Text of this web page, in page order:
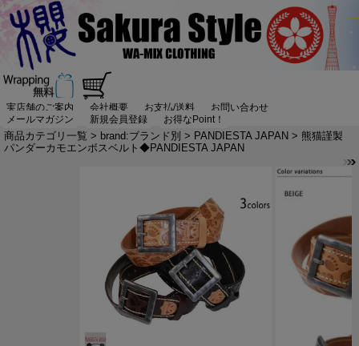
実店舗のご案内 会社概要 お支払/送料
お問い合わせ
メールマガジン
新規会員登録 お得なPoint！
商品カテゴリ一覧 > brand:ブランド別 > PANDIESTA JAPAN > 熊猫謹製
パンダーカモエンボスベルト◆PANDIESTA JAPAN